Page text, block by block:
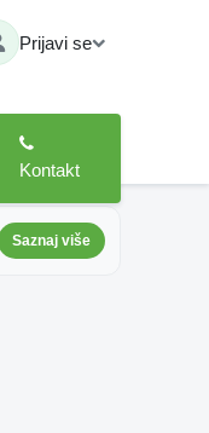
Prijavi se
Kontakt
Saznaj više